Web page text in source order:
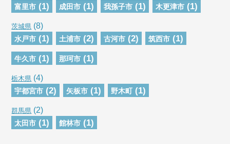
富里市 (1) 成田市 (1) 我孫子市 (1) 木更津市 (1)
茨城県 (8)
水戸市 (1) 土浦市 (2) 古河市 (2) 筑西市 (1)
牛久市 (1) 那珂市 (1)
栃木県 (4)
宇都宮市 (2) 矢板市 (1) 野木町 (1)
群馬県 (2)
太田市 (1) 館林市 (1)